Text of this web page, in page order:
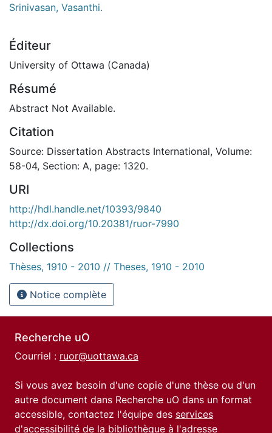
Srinivasan, Vasanthi.
Éditeur
University of Ottawa (Canada)
Résumé
Abstract Not Available.
Citation
Source: Dissertation Abstracts International, Volume:
58-04, Section: A, page: 1320.
URI
http://hdl.handle.net/10393/9840
http://dx.doi.org/10.20381/ruor-7990
Collections
Thèses, 1910 - 2010 // Theses, 1910 - 2010
Notice complète
Recherche uO
Courriel : ruor@uottawa.ca
Si vous avez besoin d'une copie d'une thèse ou d'un
autre document dans Recherche uO dans un format
accessible, contactez l'équipe des services
d'accessibilité de la bibliothèque à l'adresse